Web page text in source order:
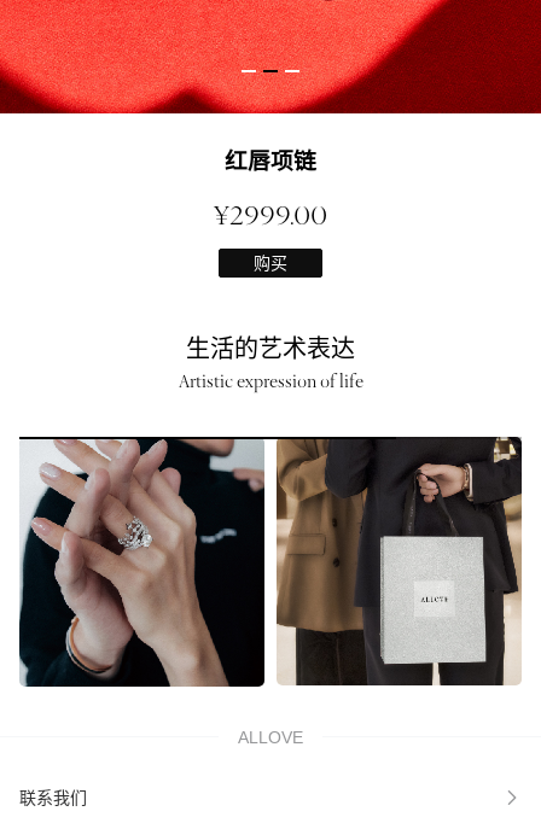
红唇项链
¥2999.00
购买
生活的艺术表达
Artistic expression of life
ALLOVE
联系我们